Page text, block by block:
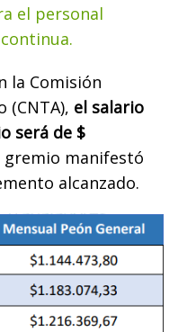
el personal
la Comisión
(CNTA), el salario
será de $
gremio manifestó
alcanzado.